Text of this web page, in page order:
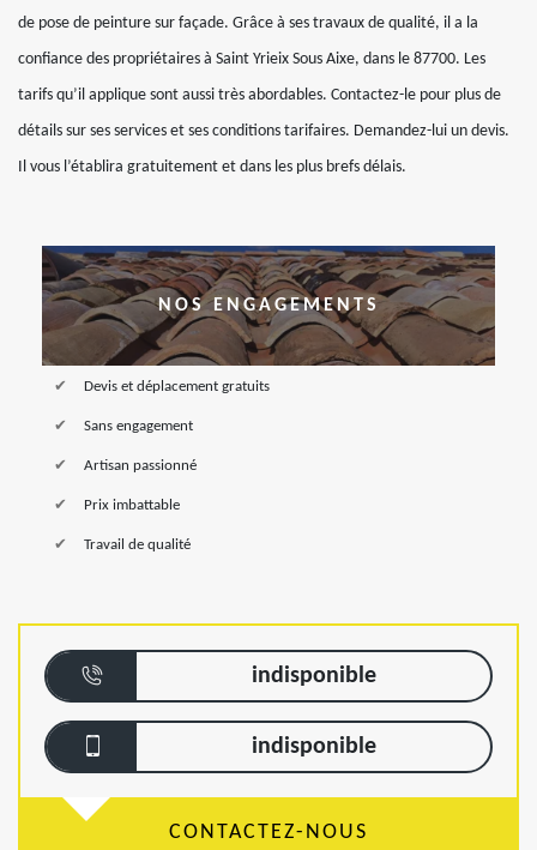
de pose de peinture sur façade. Grâce à ses travaux de qualité, il a la
confiance des propriétaires à Saint Yrieix Sous Aixe, dans le 87700. Les
tarifs qu’il applique sont aussi très abordables. Contactez-le pour plus de
détails sur ses services et ses conditions tarifaires. Demandez-lui un devis.
Il vous l’établira gratuitement et dans les plus brefs délais.
NOS ENGAGEMENTS
Devis et déplacement gratuits
Sans engagement
Artisan passionné
Prix imbattable
Travail de qualité
indisponible
indisponible
CONTACTEZ-NOUS